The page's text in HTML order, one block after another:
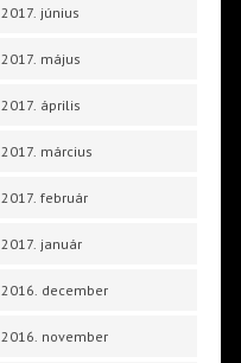
2017. június
2017. május
2017. április
2017. március
2017. február
2017. január
2016. december
2016. november